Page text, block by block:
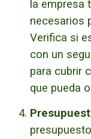
la empresa
necesarios
Verifica si
con un
para cubrir
que pueda